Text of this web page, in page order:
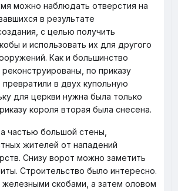
можно наблюдать отверстия на
в результате
с целью получить
и использовать их для другого
Как и большинство
по приказу
превратили в двух купольную
для церкви нужна была только
короля вторая была снесена.
частью большой стены,
жителей от нападений
Снизу ворот можно заметить
Строительство было интересно.
железными скобами, а затем оловом